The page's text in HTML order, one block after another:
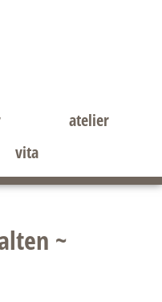
atelier
vita
~